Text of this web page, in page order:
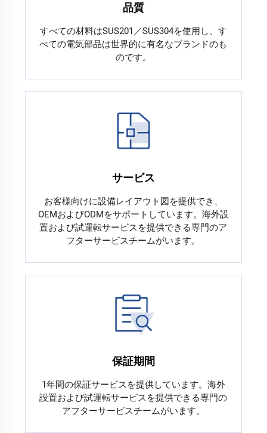
品質
すべての材料はSUS201／SUS304を使用し、す
べての電気部品は世界的に有名なブランドのも
のです。
サービス
お客様向けに設備レイアウト図を提供でき、
OEMおよびODMをサポートしています。海外設
置および試運転サービスを提供できる専門のア
フターサービスチームがいます。
保証期間
1年間の保証サービスを提供しています。海外
設置および試運転サービスを提供できる専門の
アフターサービスチームがいます。